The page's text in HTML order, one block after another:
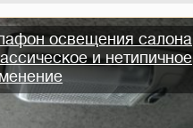
освещения салона
и нетипичное